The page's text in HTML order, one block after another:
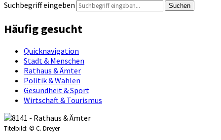
Suchbegriff eingeben Suchen
Häufig gesucht
Quicknavigation
Stadt & Menschen
Rathaus & Ämter
Politik & Wahlen
Gesundheit & Sport
Wirtschaft & Tourismus
Titelbild: © C. Dreyer